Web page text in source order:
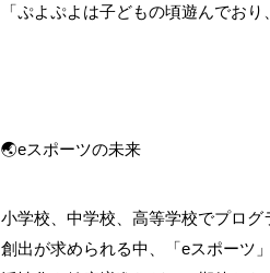
「ぷよぷよは子どもの頃遊んでお
🌏eスポーツの未来
小学校、中学校、高等学校でプロ
創出が求められる中、「eスポーツ